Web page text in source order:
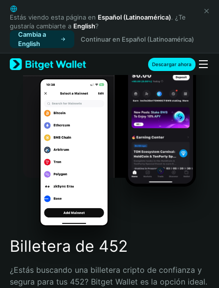
English
日本語
Tiếng Việt
Русский
Español (Latinoamérica)
Türkçe
Italiano
Português (Portugal)
Bahasa Indonesia
Português (Brasil)
Español (Argentina)
Estás viendo esta página en Español (Latinoamérica). ¿Te
gustaría cambiarte a English?
Cambia a
English
Continuar en Español (Latinoamérica)
Descargar ahora
Billetera de 452
¿Estás buscando una billetera cripto de confianza y
segura para tus 452? Bitget Wallet es la opción ideal.